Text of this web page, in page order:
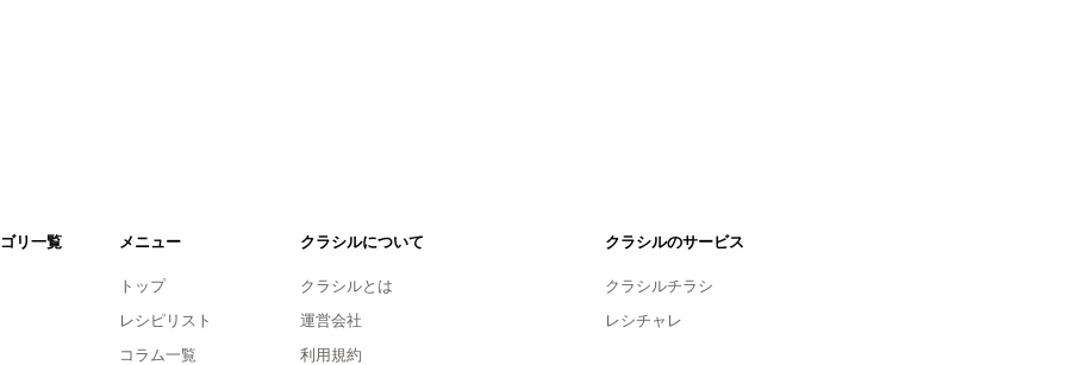
リ一覧 メニュー
トップ
レシピリスト
コラム一覧
クラシルについて
クラシルとは
運営会社
利用規約
クラシルのサービス
クラシルチラシ
レシチャレ